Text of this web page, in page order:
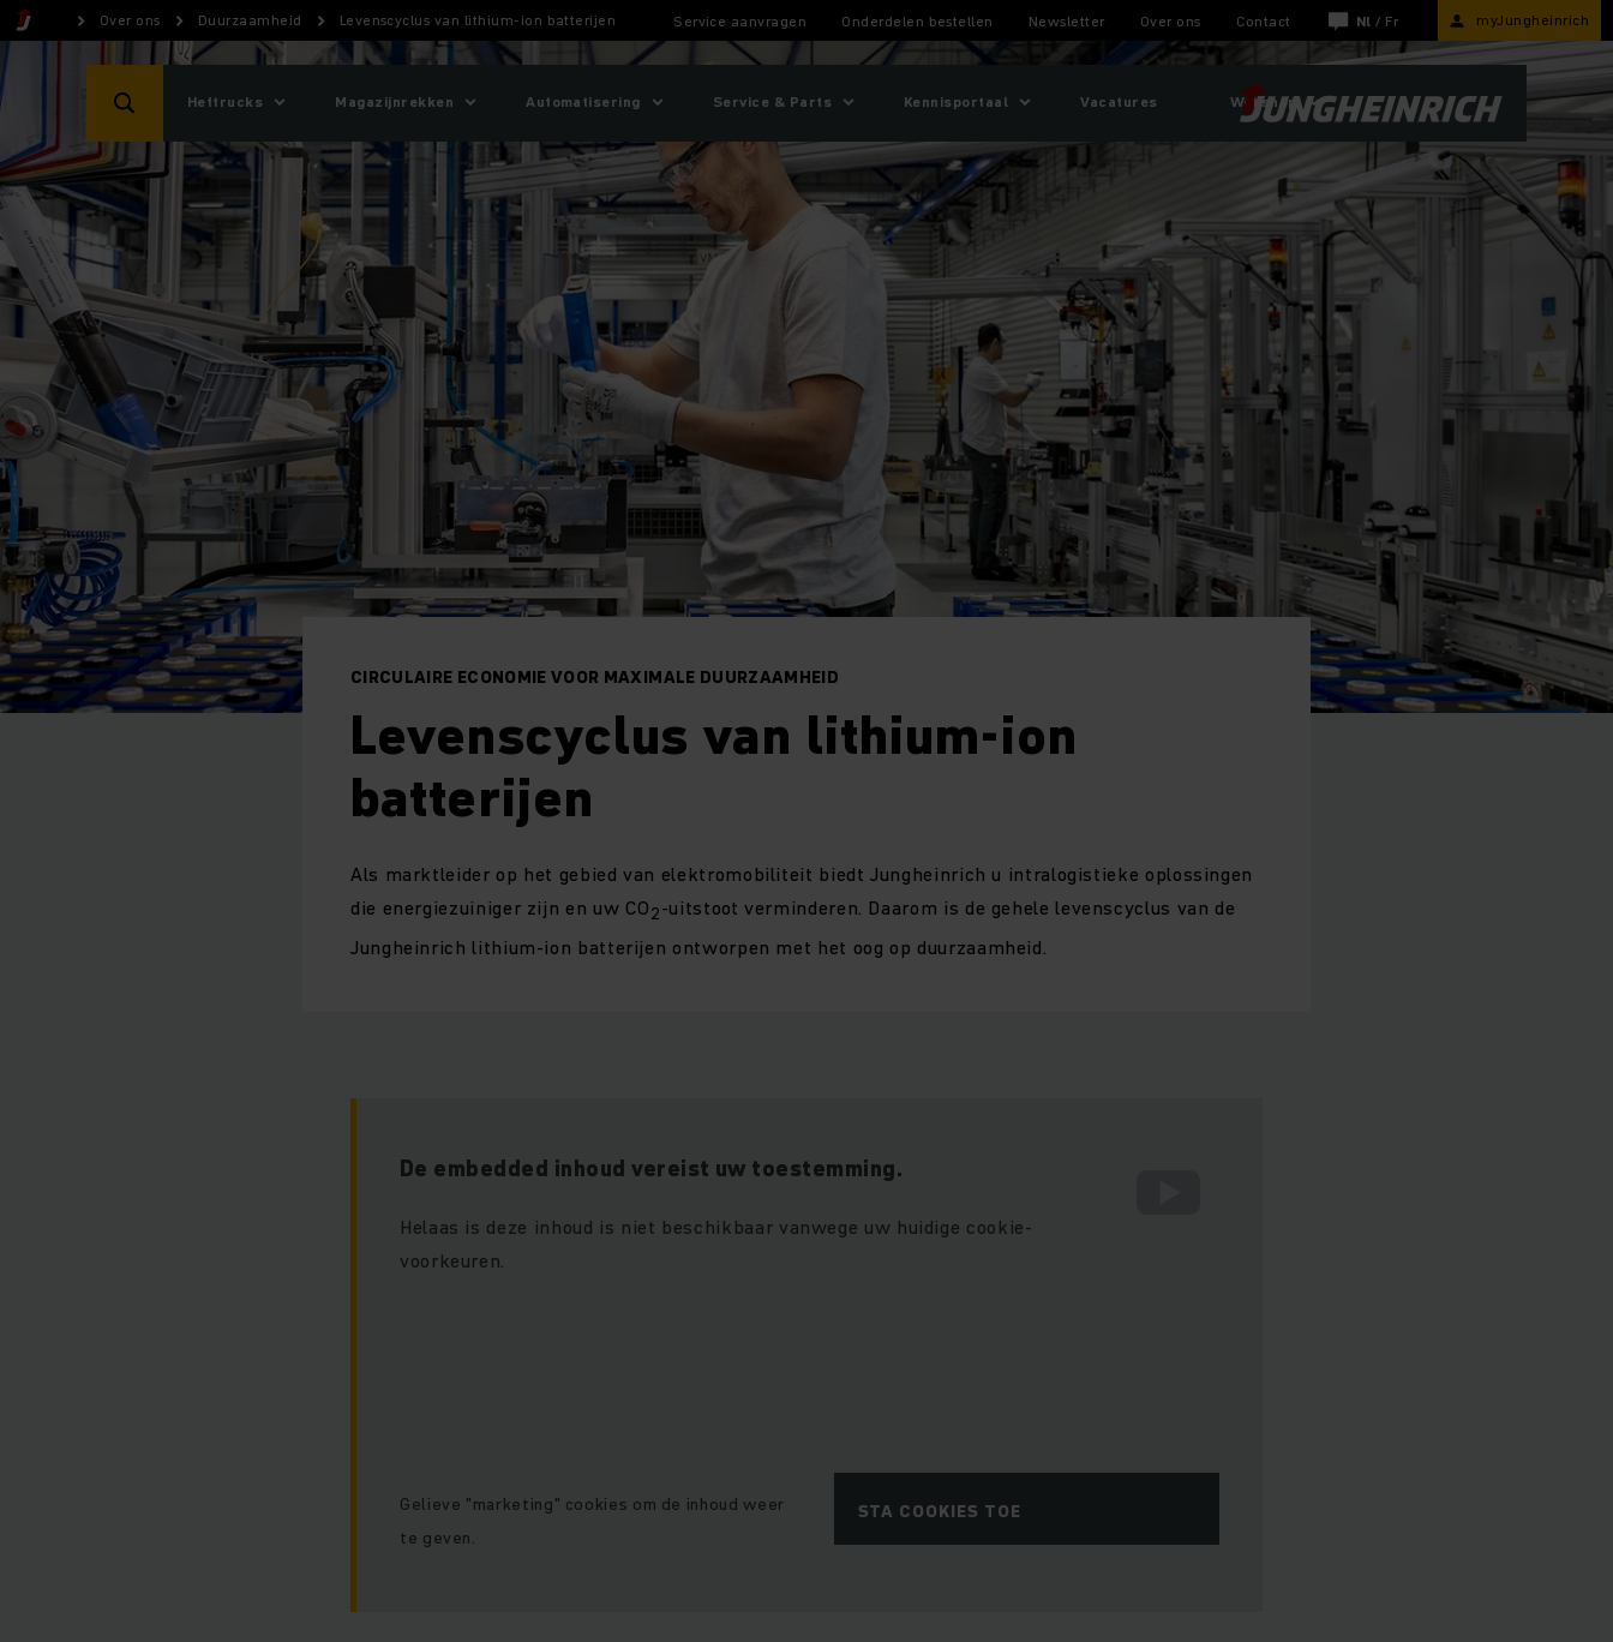
Over ons Duurzaamheid Levenscyclus van lithium-ion batterijen Service aanvragen Onderdelen bestellen Newsletter Over ons Contact Nl / Fr myJungheinrich
Heftrucks Magazijnrekken Automatisering Service & Parts Kennisportaal Vacatures Webshop
CIRCULAIRE ECONOMIE VOOR MAXIMALE DUURZAAMHEID
Levenscyclus van lithium-ion
batterijen
Als marktleider op het gebied van elektromobiliteit biedt Jungheinrich u intralogistieke oplossingen
die energiezuiniger zijn en uw CO2-uitstoot verminderen. Daarom is de gehele levenscyclus van de
Jungheinrich lithium-ion batterijen ontworpen met het oog op duurzaamheid.
De embedded inhoud vereist uw toestemming.
Helaas is deze inhoud is niet beschikbaar vanwege uw huidige cookie-
voorkeuren.
Gelieve "marketing" cookies om de inhoud weer
te geven.
STA COOKIES TOE